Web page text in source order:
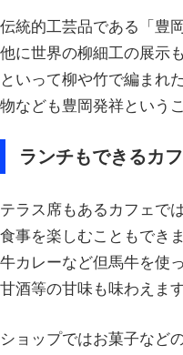
伝統的工芸品である「豊
他に世界の柳細工の展示
といって柳や竹で編まれ
物なども豊岡発祥という
ランチもできるカ
テラス席もあるカフェで
食事を楽しむこともでき
牛カレーなど但馬牛を使
甘酒等の甘味も味わえます
ショップではお菓子など